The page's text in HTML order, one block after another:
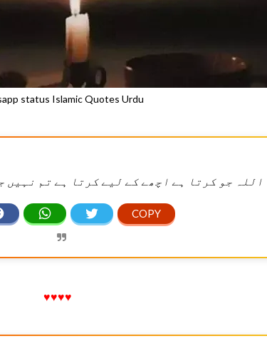
status Islamic Quotes Urdu
اللہ جو کرتا ہے اچھے کے لیے کرتا ہے تم نہیں
♥♥♥♥